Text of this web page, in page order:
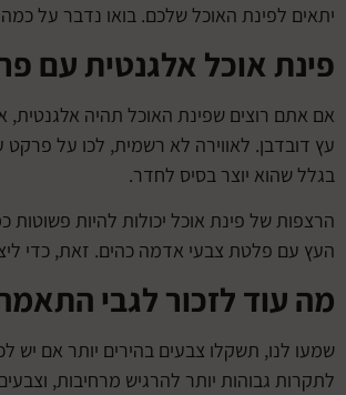
יתאים לפינת האוכל שלכם. בואו נדבר על
פינת אוכל אלגנטית עם
אם אתם רוצים שפינת האוכל תהיה אלגנטית,
עץ דובדבן. לאווירה לא רשמית, לכו על
בגלל שהוא יוצר בסיס לחדר.
הרצפות של פינת אוכל יכולות להיות
העץ עם פלטת צבעי אדמה כהים. זאת, כדי
מה עוד לזכור לגבי
שמעו לנו, תשקלו צבעים בהירים יותר אם יש
לתקרות גבוהות יותר להרגיש מרחיבות,